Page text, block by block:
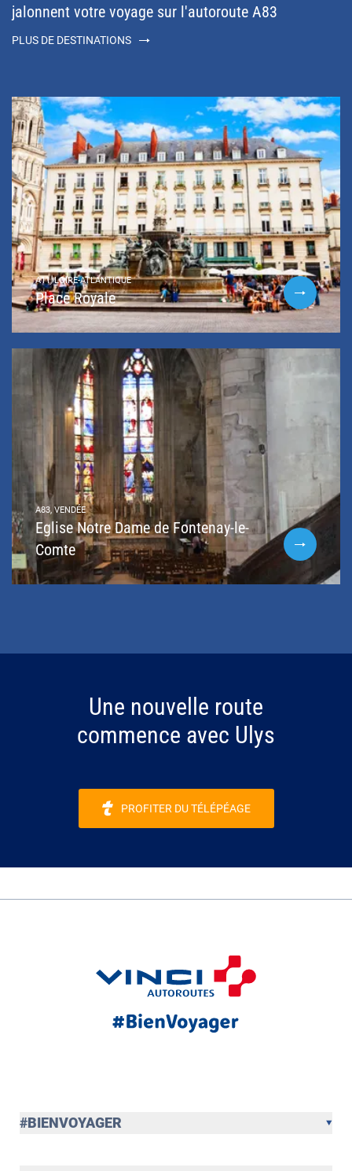
jalonnent votre voyage sur l'autoroute A83
PLUS DE DESTINATIONS
A11, LOIRE-ATLANTIQUE
Place Royale
A83, VENDÉE
Eglise Notre Dame de Fontenay-le-
Comte
Une nouvelle route
commence avec Ulys
PROFITER DU TÉLÉPÉAGE
#BIENVOYAGER